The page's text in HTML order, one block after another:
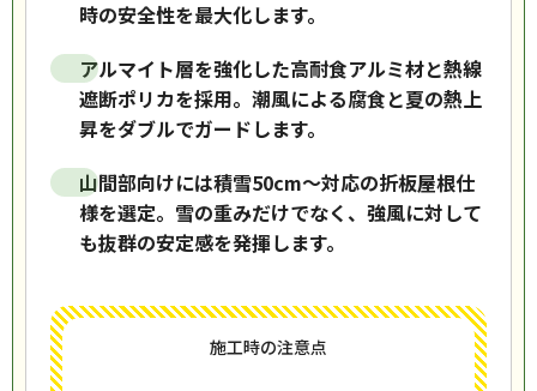
時の安全性を最大化します。
アルマイト層を強化した高耐食アルミ材と熱線
遮断ポリカを採用。潮風による腐食と夏の熱上
昇をダブルでガードします。
山間部向けには積雪50cm〜対応の折板屋根仕
様を選定。雪の重みだけでなく、強風に対して
も抜群の安定感を発揮します。
施工時の注意点